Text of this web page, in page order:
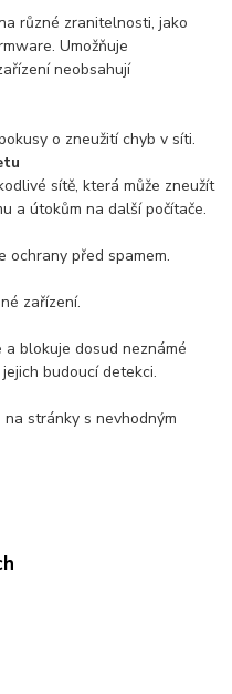
různé zranitelnosti, jako
Umožňuje
neobsahují
o zneužití chyb v síti.
sítě, která může zneužít
a útokům na další počítače.
ochrany před spamem.
zařízení.
blokuje dosud neznámé
budoucí detekci.
stránky s nevhodným